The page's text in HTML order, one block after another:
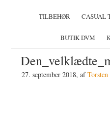
TILBEHØR CASUAL
BUTIK DVM
27. september 2018, af